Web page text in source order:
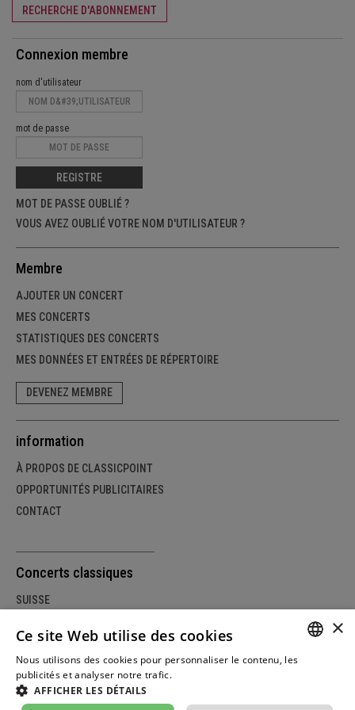
RECHERCHE D'ABONNEMENT
Connexion membre
nom d'utilisateur
mot de passe
REGISTRE
MOT DE PASSE OUBLIÉ ?
VOUS AVEZ OUBLIÉ VOTRE NOM D'UTILISATEUR ?
Membre
AJOUTER UN CONCERT
MES CONCERTS
STATISTIQUES DES CONCERTS
MES DONNÉES ET ENTRÉES DE RÉPERTOIRE
DEVENEZ MEMBRE
information
À PROPOS DE CLASSICPOINT
OPPORTUNITÉS PUBLICITAIRES
CONTACT
Concerts classiques
SUISSE
AUTRICHE
© Copyright classicpoint.net | Conception et réalisation du
×
Ce site Web utilise des cookies
Nous utilisons des cookies pour personnaliser le contenu, les
publicités et analyser notre trafic.
AFFICHER LES DÉTAILS